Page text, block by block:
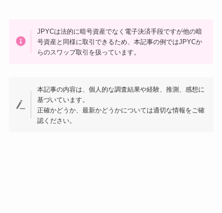
JPYCは法的に暗号資産でなく電子決済手段ですが他の暗
号資産と同様に取引できるため、本記事の例ではJPYCか
らのスワップ取引を扱っています。
本記事の内容は、個人的な調査結果や経験、推測、感想に
基づいています。
正確かどうか、最新かどうかについては適切な情報をご確
認ください。